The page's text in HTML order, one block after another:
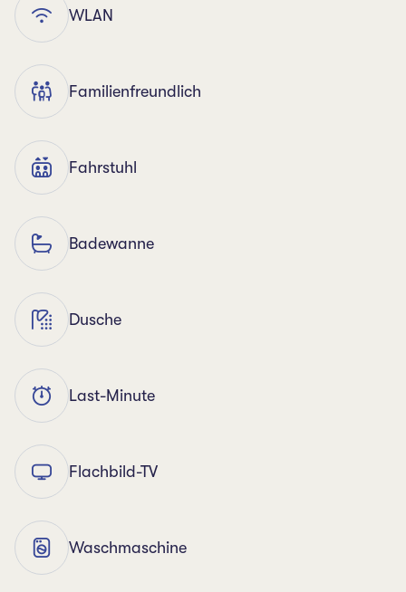
WLAN
Familienfreundlich
Fahrstuhl
Badewanne
Dusche
Last-Minute
Flachbild-TV
Waschmaschine